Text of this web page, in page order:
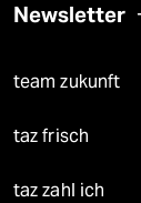
Newsletter
team zukunft
taz frisch
taz zahl ich